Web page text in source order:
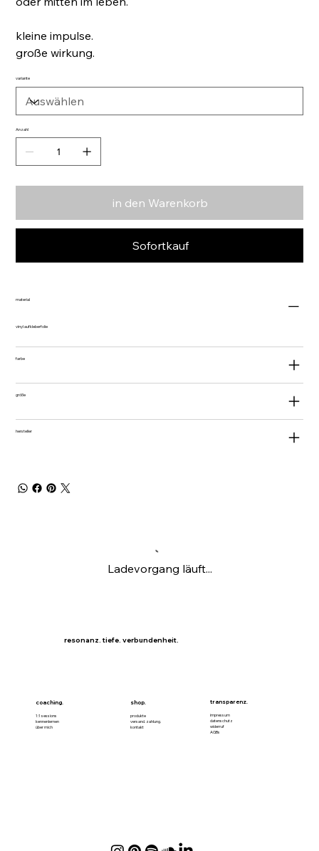
kleine impulse.
große wirkung.
variante
Anzahl
in den Warenkorb
Sofortkauf
material
vinyl aufkleberfolie
farbe
größe
hersteller
Ladevorgang läuft...
resonanz. tiefe. verbundenheit.
coaching.
1:1 sessions
kennenlernen
über mich
shop.
produkte
versand. zahlung.
kontakt
transparenz.
impressum
datenschutz
widerruf
AGBs